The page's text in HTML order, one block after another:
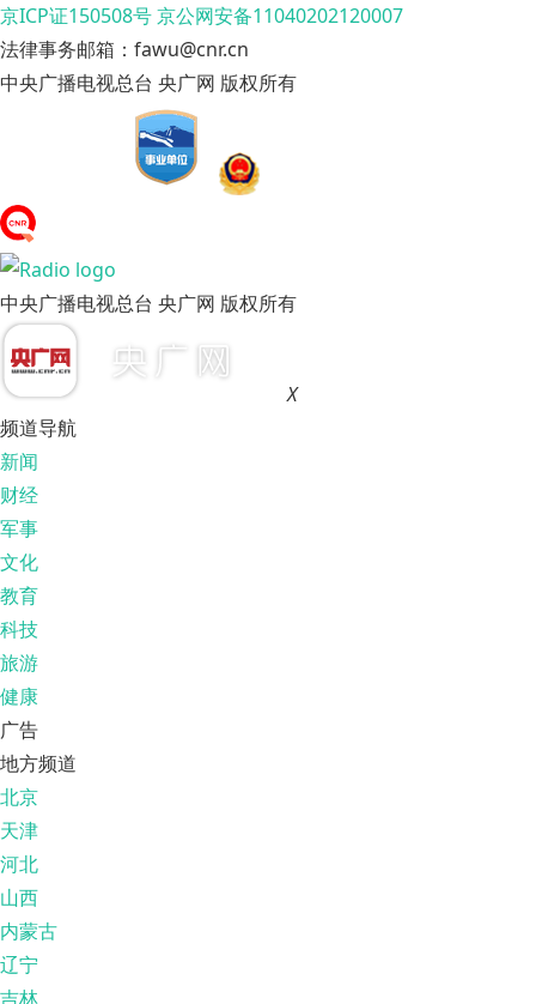
京ICP证150508号京公网安备11040202120007
法律事务邮箱：fawu@cnr.cn
中央广播电视总台 央广网 版权所有
中央广播电视总台 央广网 版权所有
X
频道导航
新闻
财经
军事
文化
教育
科技
旅游
健康
广告
地方频道
北京
天津
河北
山西
内蒙古
辽宁
吉林